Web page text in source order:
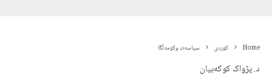
Home کوردی سیاسەت وکومەڵگا
د. پژواک کوکەبیان